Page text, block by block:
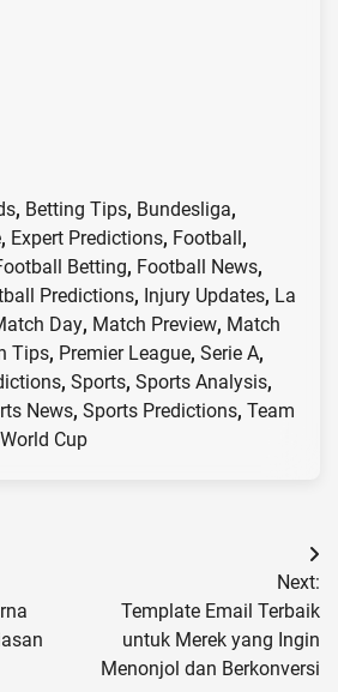
, Betting Tips, Bundesliga,
, Expert Predictions, Football,
Betting, Football News,
Predictions, Injury Updates, La
Day, Match Preview, Match
Tips, Premier League, Serie A,
, Sports, Sports Analysis,
News, Sports Predictions, Team
World Cup
Next:
Template Email Terbaik
untuk Merek yang Ingin
Menonjol dan Berkonversi